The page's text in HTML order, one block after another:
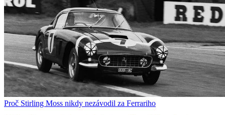
Proč Stirling Moss nikdy nezávodil za Ferrariho